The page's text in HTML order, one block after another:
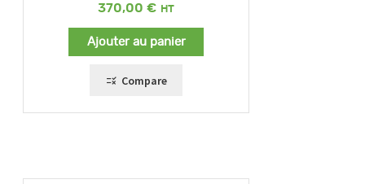
370,00 €
Ajouter au panier
Compare